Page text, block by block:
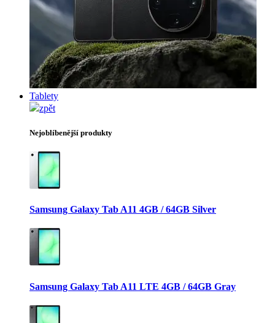
Tablety
zpět
Nejoblíbenější produkty
Samsung Galaxy Tab A11 4GB / 64GB Silver
Samsung Galaxy Tab A11 LTE 4GB / 64GB Gray